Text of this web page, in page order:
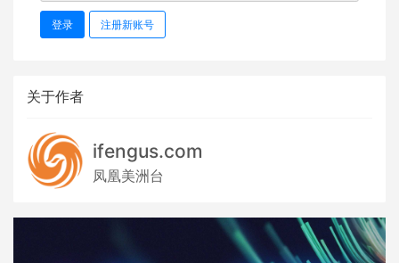
登录 注册新账号
关于作者
ifengus.com
凤凰美洲台